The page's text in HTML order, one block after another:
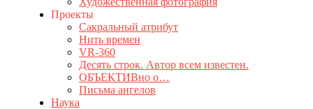
Проекты
Сакральный атрибут
Нить времен
VR-360
Десять строк. Автор всем известен.
ОБЪЕКТИВно о…
Письма ангелов
Наука